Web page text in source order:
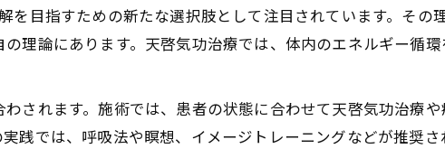
クンダリニー覚醒後の新たな自己発見体験
クラ活性化を通じた癒し体験談集
活性化が乳がん寛解にもたらす影響とは
クンダリニーとチャクラ覚醒の体験者の声を紹介
目指すための新たな選択肢として注目されています。その
理論にあります。天啓気功治療では、体内のエネルギー循
されます。施術では、患者の状態に合わせて天啓気功治療や
践では、呼吸法や瞑想、イメージトレーニングなどが推奨